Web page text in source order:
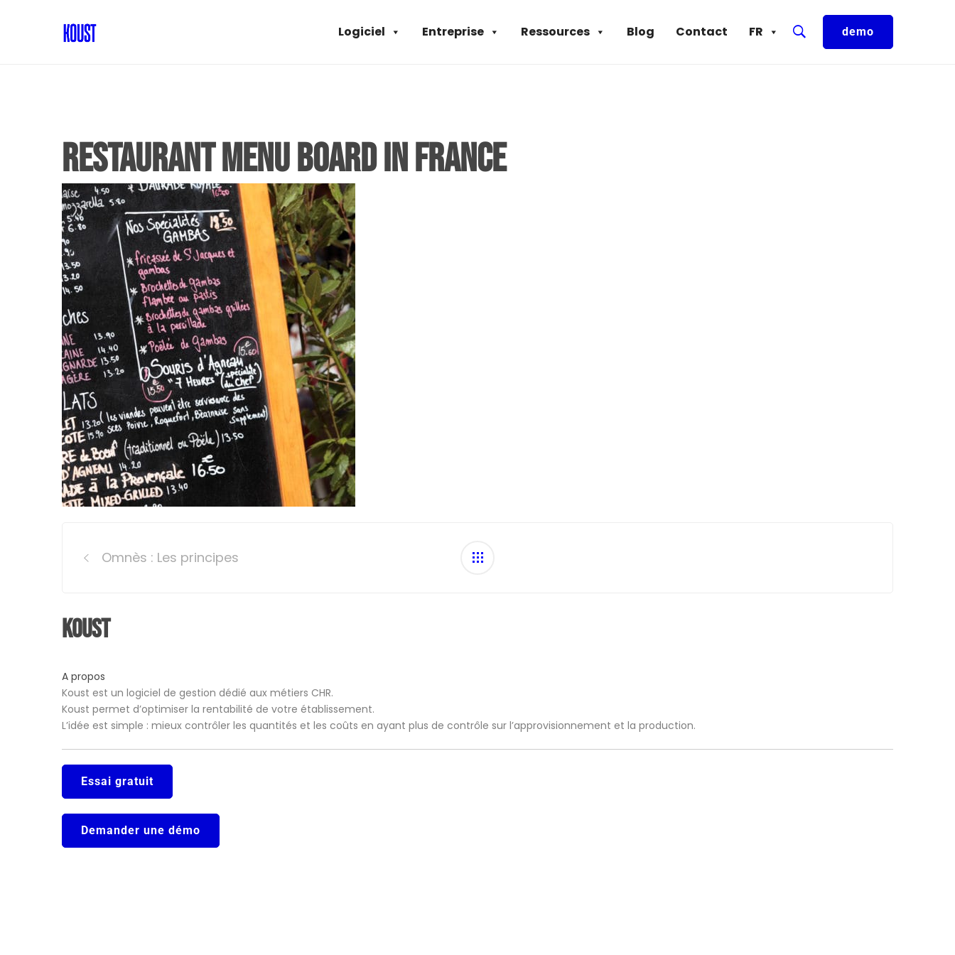
FR
Contact
Blog
Ressources
Entreprise
Logiciel demo
Restaurant menu board in France
navigation
Omnès : Les principes
Koust
A propos
Koust est un logiciel de gestion dédié aux métiers CHR.
Koust permet d’optimiser la rentabilité de votre établissement.
L’idée est simple : mieux contrôler les quantités et les coûts en ayant plus de contrôle sur l’approvisionnement et la production.
Essai gratuit
Demander une démo